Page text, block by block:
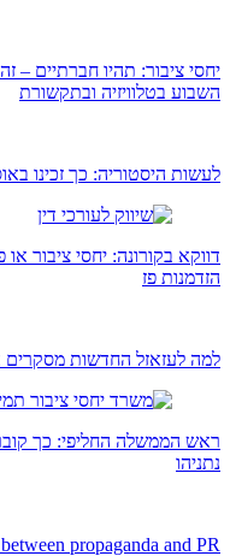
יחסי ציבור: תהיו חברתיים
השבוע בטלוויזיה ובתקשורת
לעשות היסטוריה: כך זכינו
דווקא בקורונה: יחסי ציבור
הזדמנות פז
למה לעזאזל החדשות
ראש הממשלה החליפי: כך
נתניהו
propaganda and PR